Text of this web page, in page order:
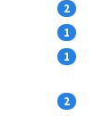
2
1
1
2